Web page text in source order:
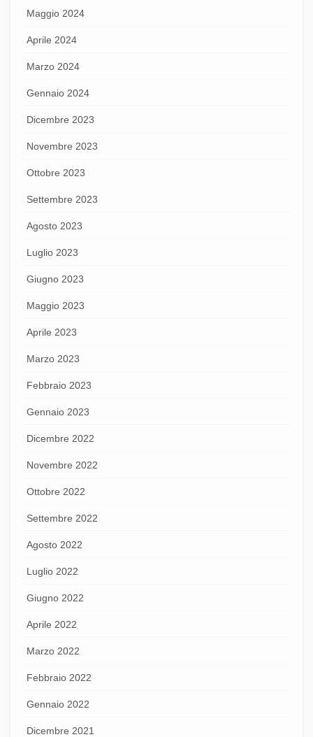
Maggio 2024
Aprile 2024
Marzo 2024
Gennaio 2024
Dicembre 2023
Novembre 2023
Ottobre 2023
Settembre 2023
Agosto 2023
Luglio 2023
Giugno 2023
Maggio 2023
Aprile 2023
Marzo 2023
Febbraio 2023
Gennaio 2023
Dicembre 2022
Novembre 2022
Ottobre 2022
Settembre 2022
Agosto 2022
Luglio 2022
Giugno 2022
Aprile 2022
Marzo 2022
Febbraio 2022
Gennaio 2022
Dicembre 2021